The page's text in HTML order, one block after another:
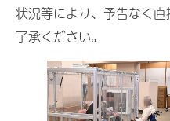
状況等により、予告なく
了承ください。